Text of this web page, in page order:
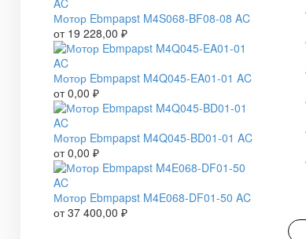
Мотор Ebmpapst M4S068-BF08-08 AC
от 19 228,00 ₽
Мотор Ebmpapst M4Q045-EA01-01 AC
от0,00 ₽
Мотор Ebmpapst M4Q045-BD01-01 AC
от0,00 ₽
Мотор Ebmpapst M4E068-DF01-50 AC
от37 400,00 ₽